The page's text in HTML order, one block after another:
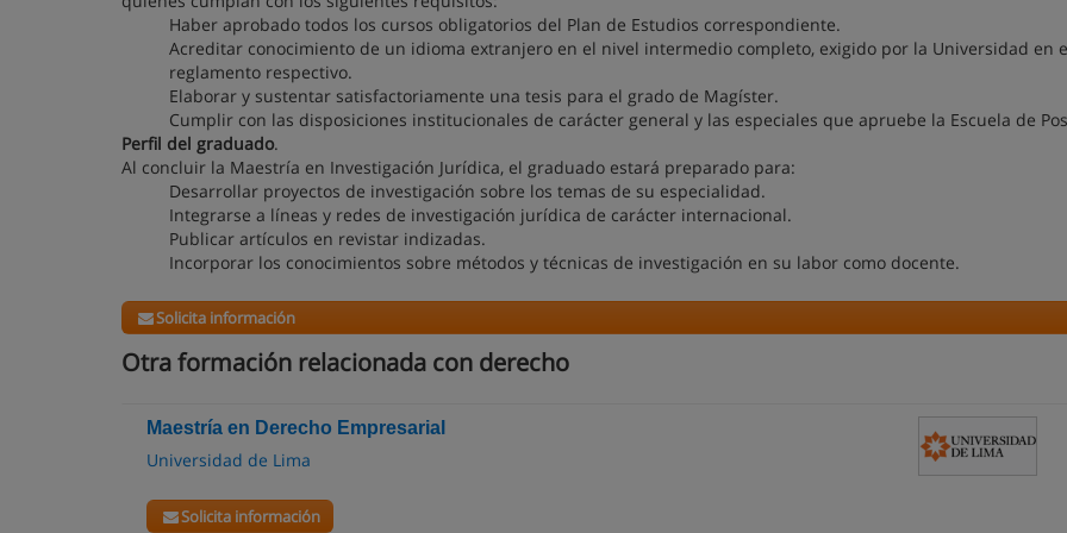
Haber aprobado todos los cursos obligatorios del Plan de Estudios correspondiente.
Acreditar conocimiento de un idioma extranjero en el nivel intermedio completo, exigido por la Universidad en
reglamento respectivo.
Elaborar y sustentar satisfactoriamente una tesis para el grado de Magíster.
Cumplir con las disposiciones institucionales de carácter general y las especiales que apruebe la Escuela de
Perfil del graduado.
Al concluir la Maestría en Investigación Jurídica, el graduado estará preparado para:
Desarrollar proyectos de investigación sobre los temas de su especialidad.
Integrarse a líneas y redes de investigación jurídica de carácter internacional.
Publicar artículos en revistar indizadas.
Incorporar los conocimientos sobre métodos y técnicas de investigación en su labor como docente.
Solicita información
Otra formación relacionada con derecho
Maestría en Derecho Empresarial
Universidad de Lima
Solicita información